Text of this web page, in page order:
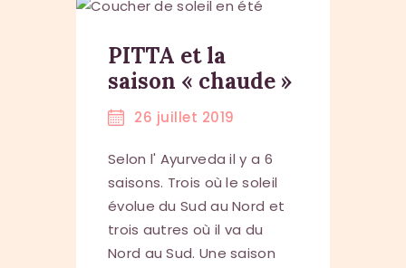
PITTA et la
saison « chaude »
26 juillet 2019
Selon l' Ayurveda il y a 6
saisons. Trois où le soleil
évolue du Sud au Nord et
trois autres où il va du
Nord au Sud. Une saison